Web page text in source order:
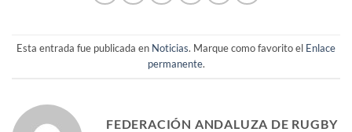
Esta entrada fue publicada en Noticias. Marque como favorito el Enlace
permanente.
FEDERACIÓN ANDALUZA DE RUGBY